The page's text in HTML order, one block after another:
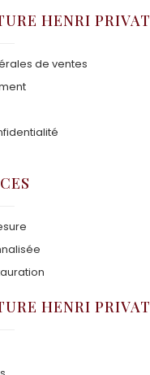
HENRI PRIVAT
de ventes
HENRI PRIVAT